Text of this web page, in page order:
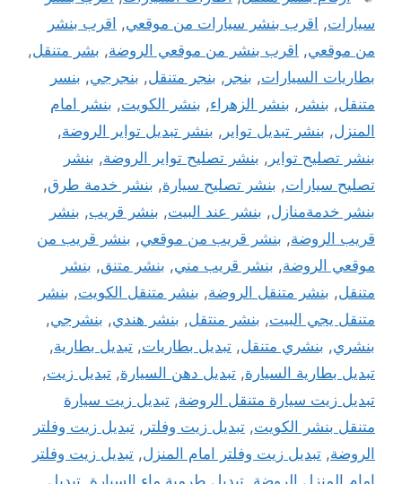
سيارات, اقرب بنشر سيارات من موقعي, اقرب بنشر
من موقعي, اقرب بنشر من موقعي الروضة, بشر متنقل,
بطاريات السيارات, بنجر , بنجر متنقل, بنجرجي, بنسر
متنقل, بنشر , بنشر الزهراء, بنشر الكويت, بنشر امام
المنزل, بنشر تبديل تواير , بنشر تبديل تواير الروضة,
بنشر تصليح تواير , بنشر تصليح تواير الروضة, بنشر
تصليح سيارات, بنشر تصليح سيارة, بنشر خدمة طرق,
بنشر خدمةمنازل, بنشر عند البيت, بنشر قريب, بنشر
قريب الروضة, بنشر قريب من موقعي, بنشر قريب من
موقعي الروضة, بنشر قريب مني, بنشر متنق, بنشر
متنقل, بنشر متنقل الروضة, بنشر متنقل الكويت, بنشر
متنقل يجي البيت, بنشر منتقل, بنشر هندي, بنشرجي,
بنشري, بنشري متنقل, تبديل بطاريات, تبديل بطارية,
تبديل بطارية السيارة, تبديل دهن السيارة, تبديل زيت,
تبديل زيت سيارة متنقل الروضة, تبديل زيت سيارة
متنقل بنشر الكويت, تبديل زيت وفلتر , تبديل زيت وفلتر
الروضة, تبديل زيت وفلتر امام المنزل, تبديل زيت وفلتر